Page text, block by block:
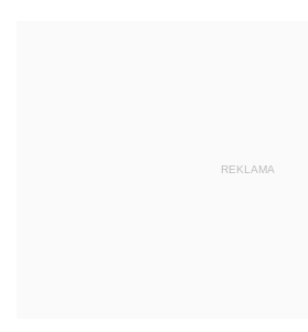
REKLAMA